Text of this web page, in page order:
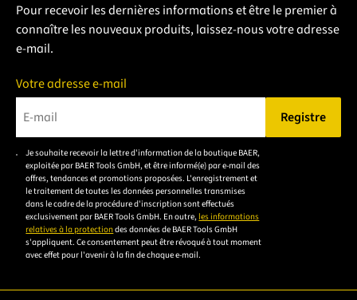
Pour recevoir les dernières informations et être le premier à
connaître les nouveaux produits, laissez-nous votre adresse
e-mail.
Votre adresse e-mail
Veuillez saisir une adresse e-mail valide.
Registre
Je souhaite recevoir la lettre d'information de la boutique BAER,
exploitée par BAER Tools GmbH, et être informé(e) par e-mail des
offres, tendances et promotions proposées. L'enregistrement et
le traitement de toutes les données personnelles transmises
dans le cadre de la procédure d'inscription sont effectués
exclusivement par BAER Tools GmbH. En outre, les informations
relatives à la protectiondes données de BAER Tools GmbH
s'appliquent. Ce consentement peut être révoqué à tout moment
avec effet pour l'avenir à la fin de chaque e-mail.